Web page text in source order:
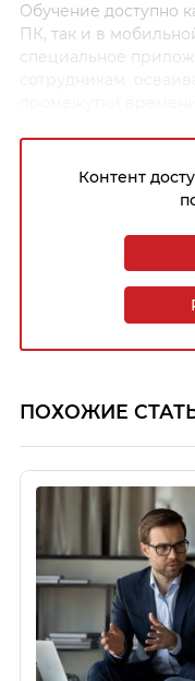
Обучение доступно
ПК, так и в
специальное
Контент
ПОХОЖИЕ